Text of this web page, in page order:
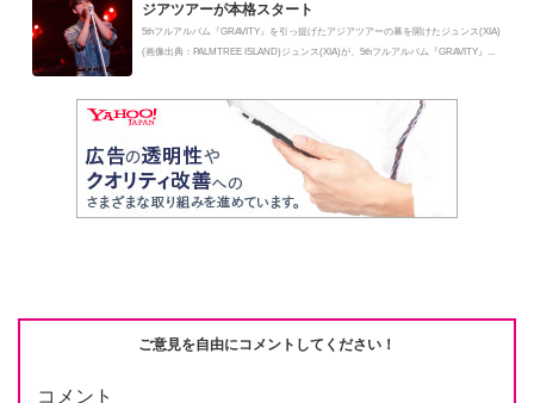
ジアツアーが本格スタート
5thフルアルバム『GRAVITY』を引っ提げたアジアツアーの幕を開けたジュンス(XIA)
(画像出典：PALMTREE ISLAND)ジュンス(XIA)が、5thフルアルバム『GRAVITY』...
ご意見を自由にコメントしてください！